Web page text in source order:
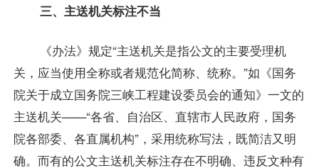
三、主送机关标注不当
《办法》规定“主送机关是指公文的主要受理机
关，应当使用全称或者规范化简称、统称。”如《国务
院关于成立国务院三峡工程建设委员会的通知》一文的
主送机关——“各省、自治区、直辖市人民政府，国务
院各部委、各直属机构”，采用统称写法，既简洁又明
确。而有的公文主送机关标注存在不明确、违反文种有